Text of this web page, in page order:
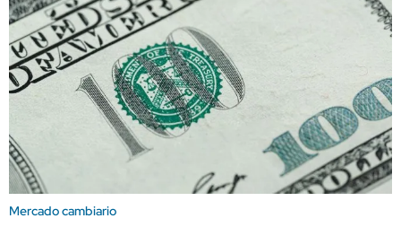
Mercado cambiario